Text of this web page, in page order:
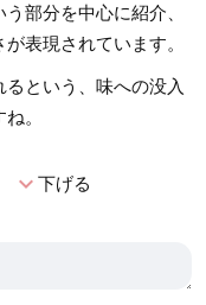
部分を中心に紹介、
表現されています。
という、味への没入
。
expand_more下げる